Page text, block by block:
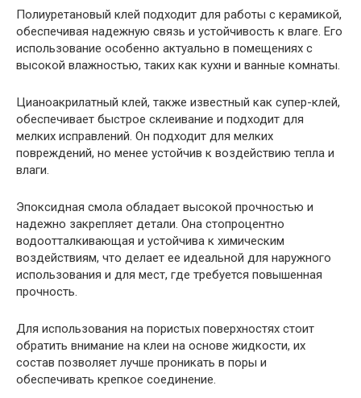
Полиуретановый клей подходит для работы с керамикой,
обеспечивая надежную связь и устойчивость к влаге. Его
использование особенно актуально в помещениях с
высокой влажностью, таких как кухни и ванные комнаты.
Цианоакрилатный клей, также известный как супер-клей,
обеспечивает быстрое склеивание и подходит для
мелких исправлений. Он подходит для мелких
повреждений, но менее устойчив к воздействию тепла и
влаги.
Эпоксидная смола обладает высокой прочностью и
надежно закрепляет детали. Она стопроцентно
водоотталкивающая и устойчива к химическим
воздействиям, что делает ее идеальной для наружного
использования и для мест, где требуется повышенная
прочность.
Для использования на пористых поверхностях стоит
обратить внимание на клеи на основе жидкости, их
состав позволяет лучше проникать в поры и
обеспечивать крепкое соединение.